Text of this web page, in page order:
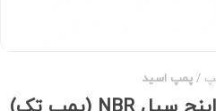
پمپ اسید